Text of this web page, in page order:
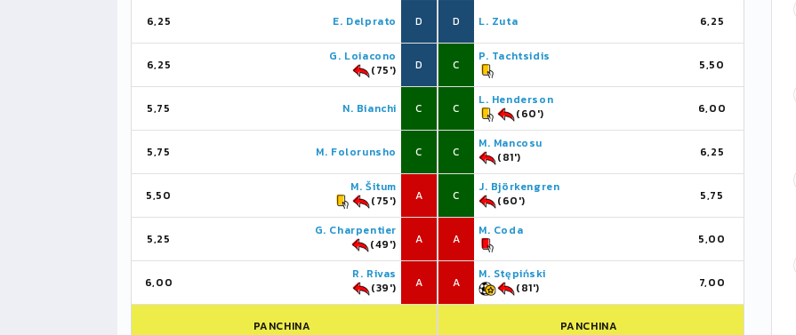
6,25 E. Delprato D
6,25
G. Loiacono
(75')
D
5,75 N. Bianchi C
5,75 M. Folorunsho C
5,50
M. Šitum
(75')
A
5,25
G. Charpentier
(49')
A
6,00
R. Rivas
(39')
A
PANCHINA
D L. Zuta 6,25
C
P. Tachtsidis
5,50
C
L. Henderson
(60')
6,00
C
M. Mancosu
(81')
6,25
C
J. Björkengren
(60')
5,75
A
M. Coda
5,00
A
M. Stępiński
(81')
7,00
PANCHINA